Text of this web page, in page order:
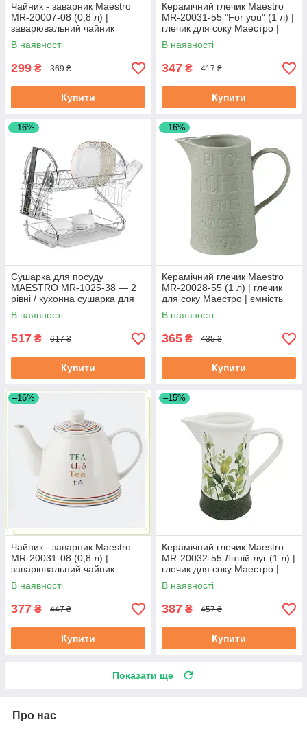
Чайник - заварник Maestro
MR-20007-08 (0,8 л) |
заварювальний чайник
Маестро | керамічний чайник
Маестро
В наявності
299 ₴ 369 ₴
Купити
Керамічний глечик Maestro
MR-20031-55 "For you" (1 л) |
глечик для соку Маестро |
ємність для води Маестро
В наявності
347 ₴ 417 ₴
Купити
–16%
Сушарка для посуду
MAESTRO MR-1025-38 — 2
рівні / кухонна сушарка для
посуду Маестро
В наявності
517 ₴ 617 ₴
Купити
–16%
Керамічний глечик Maestro
MR-20028-55 (1 л) | глечик
для соку Маестро | ємність
для води Маестро
В наявності
365 ₴ 435 ₴
Купити
–16%
Чайник - заварник Maestro
MR-20031-08 (0,8 л) |
заварювальний чайник
Маестро | керамічний чайник
Маестро
В наявності
377 ₴ 447 ₴
Купити
–15%
Керамічний глечик Maestro
MR-20032-55 Літній луг (1 л) |
глечик для соку Маестро |
ємність для води Маестро
В наявності
387 ₴ 457 ₴
Купити
Показати ще
Про нас